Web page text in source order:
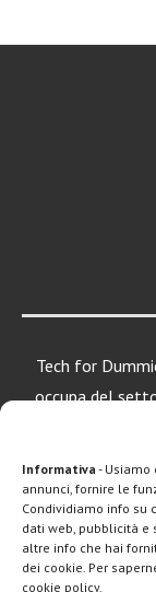
Informativa - Usiamo
annunci, fornire le
Condividiamo info su
dati web, pubblicità e
altre info che hai
dei cookie. Per
cookie policy.
Tech for
occupa del
una
LEGGI ANCHE